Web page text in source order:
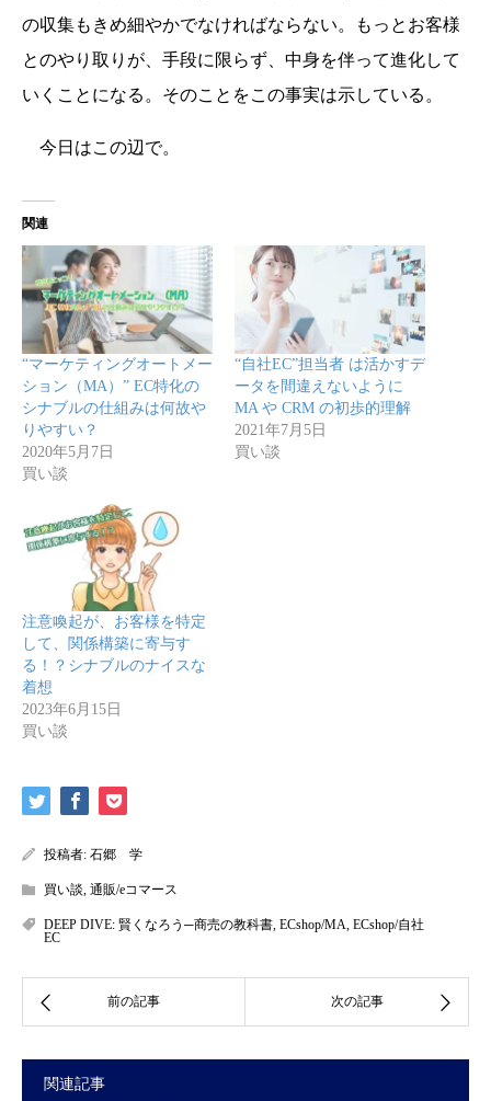
の収集もきめ細やかでなければならない。もっとお客様
とのやり取りが、手段に限らず、中身を伴って進化して
いくことになる。そのことをこの事実は示している。
今日はこの辺で。
関連
“マーケティングオートメー
ション（MA）” EC特化の
シナブルの仕組みは何故や
りやすい？
2020年5月7日
買い談
“自社EC”担当者 は活かすデ
ータを間違えないように
MA や CRM の初歩的理解
2021年7月5日
買い談
注意喚起が、お客様を特定
して、関係構築に寄与す
る！？シナブルのナイスな
着想
2023年6月15日
買い談
投稿者: 石郷 学
買い談, 通販/eコマース
DEEP DIVE: 賢くなろう─商売の教科書, ECshop/MA, ECshop/自社
EC
関連記事